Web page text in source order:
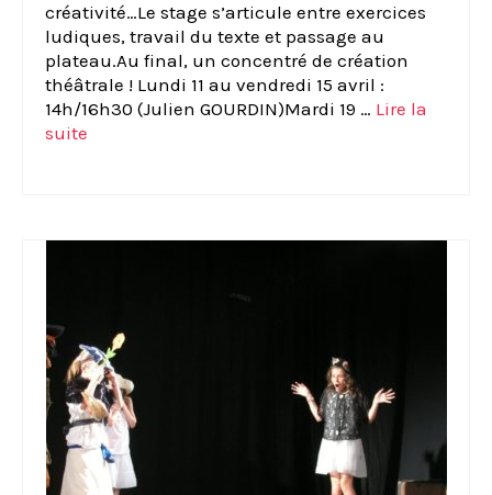
créativité…Le stage s’articule entre exercices
ludiques, travail du texte et passage au
plateau.Au final, un concentré de création
théâtrale ! Lundi 11 au vendredi 15 avril :
14h/16h30 (Julien GOURDIN)Mardi 19 … Lire la
suite­­